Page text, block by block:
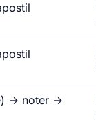
→ noter →